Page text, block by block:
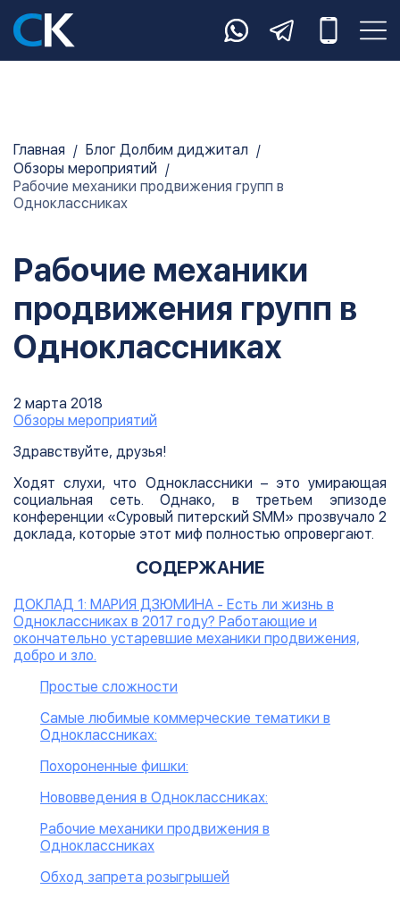
Главная
Блог Долбим диджитал
Обзоры мероприятий
Рабочие механики продвижения групп в
Одноклассниках
Рабочие механики
продвижения групп в
Одноклассниках
2 марта 2018
Обзоры мероприятий
Здравствуйте, друзья!
Ходят слухи, что Одноклассники – это умирающая
социальная сеть. Однако, в третьем эпизоде
конференции «Суровый питерский SMM» прозвучало 2
доклада, которые этот миф полностью опровергают.
СОДЕРЖАНИЕ
ДОКЛАД 1: МАРИЯ ДЗЮМИНА - Есть ли жизнь в
Одноклассниках в 2017 году? Работающие и
окончательно устаревшие механики продвижения,
добро и зло.
Простые сложности
Самые любимые коммерческие тематики в
Одноклассниках:
Похороненные фишки:
Нововведения в Одноклассниках:
Рабочие механики продвижения в
Одноклассниках
Обход запрета розыгрышей